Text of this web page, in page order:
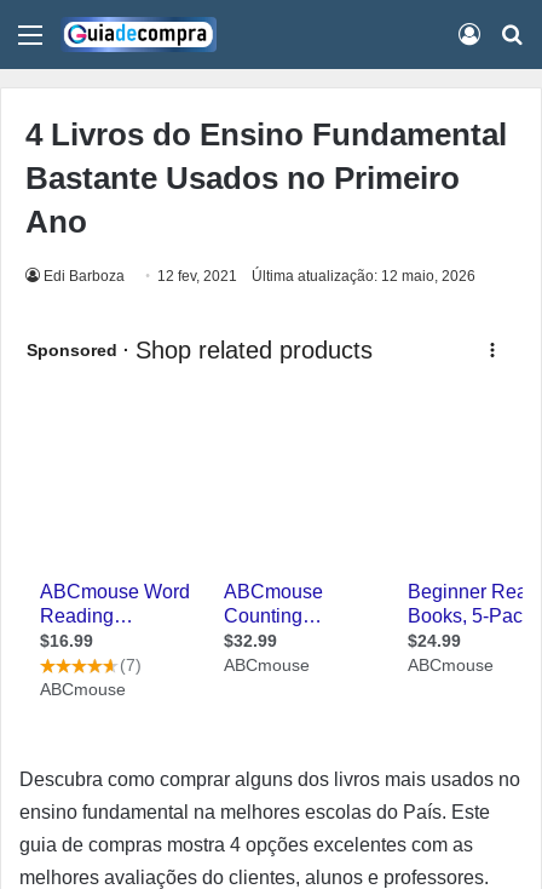
Menu
4 Livros do Ensino Fundamental
Bastante Usados no Primeiro
Ano
Edi Barboza 12 fev, 2021 Última atualização: 12 maio, 2026
Descubra como comprar alguns dos livros mais usados no
ensino fundamental na melhores escolas do País. Este
guia de compras mostra 4 opções excelentes com as
melhores avaliações do clientes, alunos e professores.